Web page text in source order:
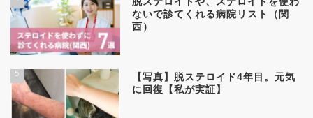
ないで診てくれる病院リスト（関
西）
5
【写真】脱ステロイド4年目。元気
に回復【私が実証】